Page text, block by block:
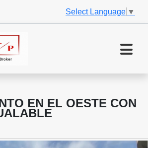
Select Language ▼
EN EL OESTE CON